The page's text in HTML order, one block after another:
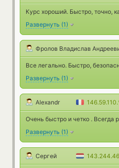
Курс хороший. Быстро, точно,
Развернуть (1)
Фролов Владислав
Все легально. Быстро,
Развернуть (1)
Alexandr
Очень быстро и четко . Всегда
Развернуть (1)
Сергей